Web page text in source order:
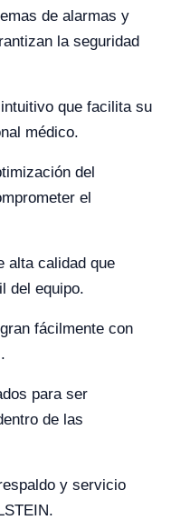
de alarmas y
la seguridad
que facilita su
médico.
del
el
alta calidad que
del equipo.
fácilmente con
para ser
de las
y servicio